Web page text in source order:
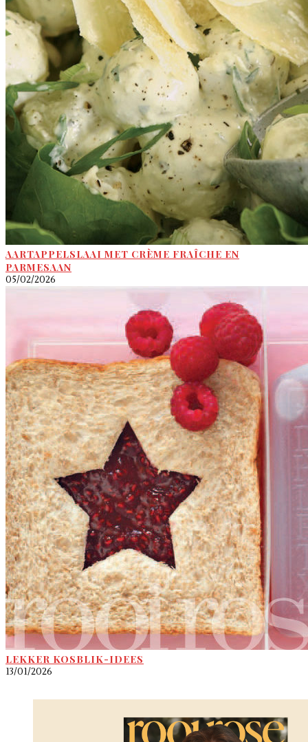
AARTAPPELSLAAI MET CRÈME FRAÎCHE EN
PARMESAAN
05/02/2026
LEKKER KOSBLIK-IDEES
13/01/2026